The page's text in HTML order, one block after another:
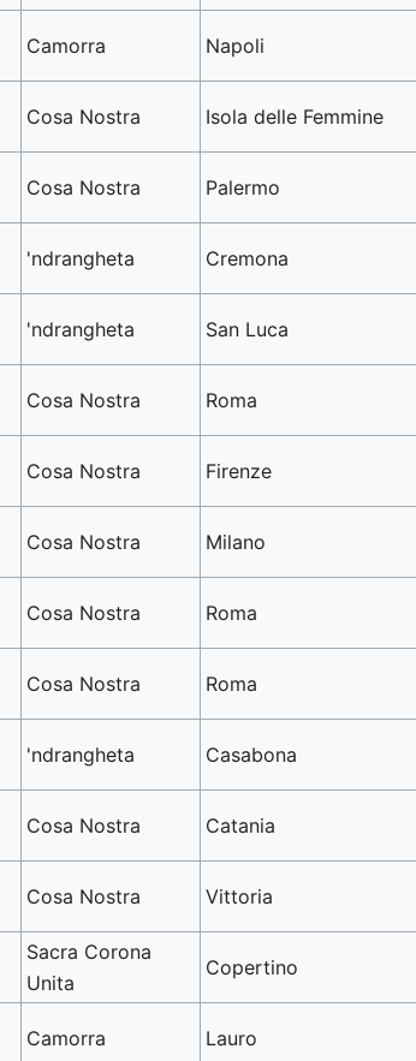
Camorra Napoli
Cosa Nostra Isola delle Femmine
Cosa Nostra Palermo
'ndrangheta Cremona
'ndrangheta San Luca
Cosa Nostra Roma
Cosa Nostra Firenze
Cosa Nostra Milano
Cosa Nostra Roma
Cosa Nostra Roma
'ndrangheta Casabona
Cosa Nostra Catania
Cosa Nostra Vittoria
Sacra Corona
Unita
Copertino
Camorra Lauro